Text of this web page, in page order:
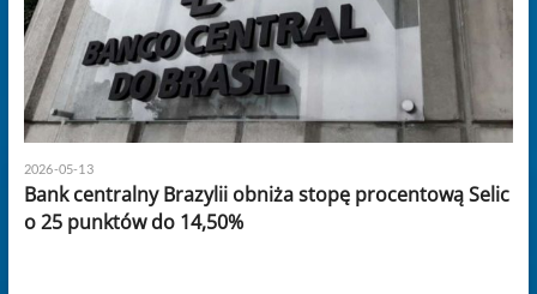
2026-05-13
Bank centralny Brazylii obniża stopę procentową Selic
o 25 punktów do 14,50%